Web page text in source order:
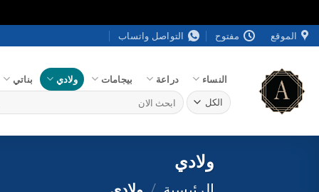
تخطي
للمحتوى
الموقع مفتوح التواصل واتساب
النساء دراعة بيجامات ولادي بناتي
البحث
عن:
ولادي